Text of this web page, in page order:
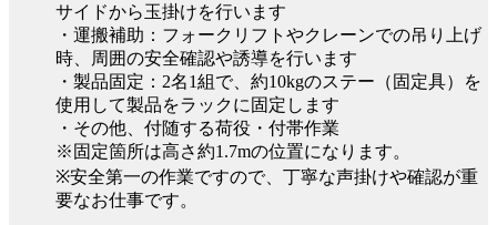
サイドから玉掛けを行います
・運搬補助：フォークリフトやクレーンでの吊り上げ
時、周囲の安全確認や誘導を行います
・製品固定：2名1組で、約10kgのステー（固定具）を
使用して製品をラックに固定します
・その他、付随する荷役・付帯作業
※固定箇所は高さ約1.7mの位置になります。
※安全第一の作業ですので、丁寧な声掛けや確認が重
要なお仕事です。